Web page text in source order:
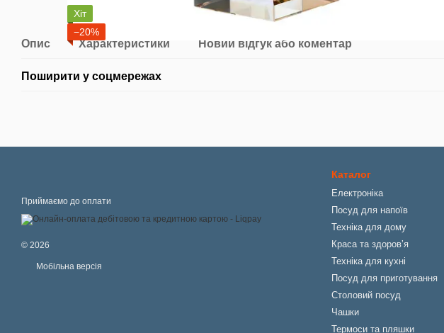
Хіт
−20%
Опис Характеристики Новий відгук або коментар
Поширити у соцмережах
Приймаємо до оплати
© 2026
Мобільна версія
Каталог
Електроніка
Посуд для напоїв
Техніка для дому
Краса та здоровʼя
Техніка для кухні
Посуд для приготування
Столовий посуд
Чашки
Термоси та пляшки